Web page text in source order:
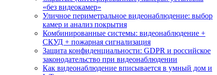
«без видеокамер»
Уличное периметральное видеонаблюдение: выбор
камер и анализ покрытия
Комбинированные системы: видеонаблюдение +
СКУД + пожарная сигнализация
Защита конфиденциальности: GDPR и российское
законодательство при видеонаблюдении
Как видеонаблюдение вписывается в умный дом и